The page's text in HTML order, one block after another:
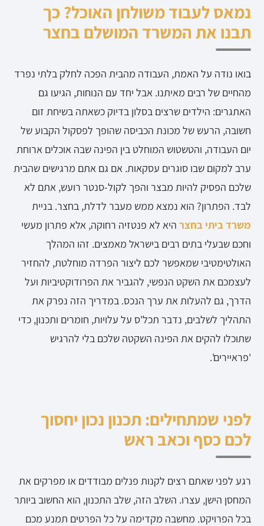
נמאס לעבוד משולחן האוכל? כך
תבנו את המשרד המושלם בחצר
בואו נודה על האמת, העבודה מהבית הפכה לחלק בלתי נפרד
מהחיים של רבים מאיתנו. אבל יחד עם הנוחות, הגיעו גם
האתגרים: הילדים שרצים בסלון בדיוק כשאתה בשיחת זום
חשובה, הרעש של מכונת הכביסה שהופך לפסקול הקבוע של
יום העבודה, והטשטוש המוחלט בין הפינה שבה אוכלים ארוחת
ערב למקום שבו סוגרים עסקאות. אם גם אתם מרגישים שהבית
שלכם הפסיק להיות מבצר והפך לקול-סנטר רועש, אתם לא
לבד. הפתרון? הוא נמצא ממש מעבר לדלת, בחצר. בניית
משרד ביתי בחצרהיא לא פנטזיה רחוקה, אלא פתרון מעשי
וחכם שבעלי בתים רבים בישראל מאמצים. זהו המהלך
האולטימטיבי שמאפשר לכם ליצור הפרדה מוחלטת, להחזיר
לעצמכם את השקט הנפשי, להגביר את הפרודוקטיביות ועל
הדרך, גם להעלות את ערך הנכס. במדריך הזה נפרק את
התהליך לשלבים, נדבר תכל'ס על עלויות, חומרים ותכנון, כדי
שתוכלו להקים את הפינה השקטה שלכם בלי להרגיש
'פראיירים'.
לפני שמתחילים: תכנון נכון יחסוך
לכם כסף וכאב ראש
רגע לפני שאתם רצים לקנות פנלים מבודדים או מפרקים את
המחסן הישן, עצרו. השלב הזה, שלב התכנון, הוא החשוב ביותר
בכל הפרויקט. מחשבה מקדימה על כל הפרטים תמנע מכם